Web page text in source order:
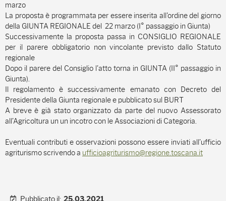
marzo
La proposta è programmata per essere inserita all'ordine del giorno
della GIUNTA REGIONALE del 22 marzo (I° passaggio in Giunta)
Successivamente la proposta passa in CONSIGLIO REGIONALE
per il parere obbligatorio non vincolante previsto dallo Statuto
regionale
Dopo il parere del Consiglio l'atto torna in GIUNTA (II° passaggio in
Giunta).
Il regolamento è successivamente emanato con Decreto del
Presidente della Giunta regionale e pubblicato sul BURT
A breve è già stato organizzato da parte del nuovo Assessorato
all’Agricoltura un un incotro con le Associazioni di Categoria.
Eventuali contributi e osservazioni possono essere inviati all’ufficio
agriturismo scrivendo a ufficioagriturismo@regione.toscana.it
Pubblicato il: 25.03.2021